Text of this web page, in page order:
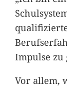
Impulse zu
Vor allem,